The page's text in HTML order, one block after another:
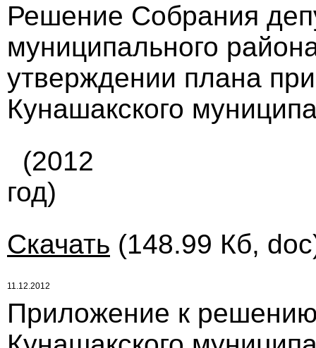
Решение Собрания
муниципального
утверждении плана
Кунашакского
(2012
год)
Скачать (148.99 Кб,
11.12.2012
Приложение к